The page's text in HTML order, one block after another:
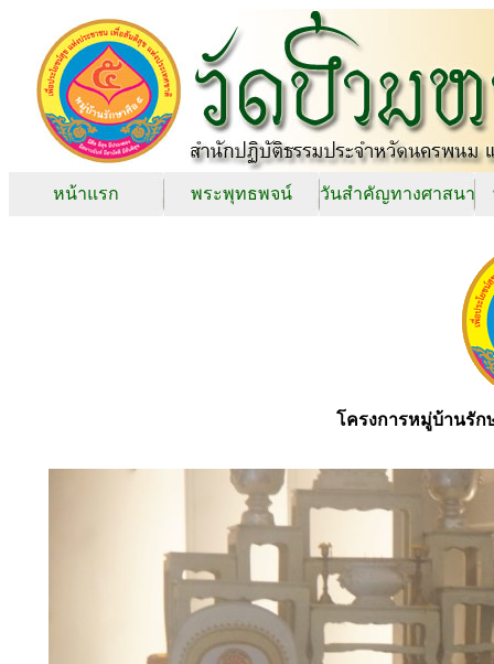
หน้าแรก พระพุทธพจน์ วันสำคัญทางศาสนา
โครงการหมู่บ้านรั